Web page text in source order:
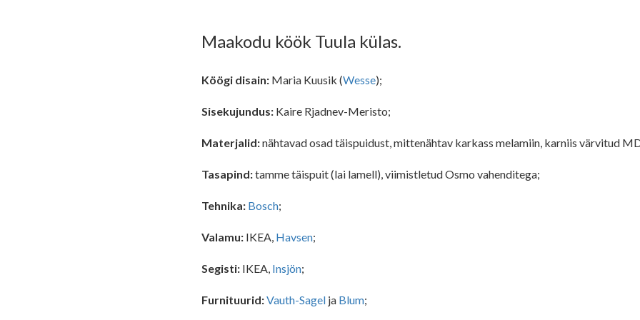
Maakodu köök Tuula külas.
Köögi disain: Maria Kuusik (Wesse);
Sisekujundus: Kaire Rjadnev-Meristo;
Materjalid:nähtavad osad täispuidust, mittenähtav karkass melamiin, karniis värvitud
Tasapind:tamme täispuit (lai lamell), viimistletud Osmo vahenditega;
Tehnika: Bosch;
Valamu: IKEA, Havsen;
Segisti: IKEA, Insjön;
Furnituurid:Vauth-Sagel ja Blum;